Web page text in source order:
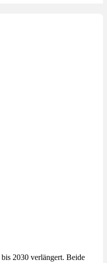
2030 verlängert. Beide